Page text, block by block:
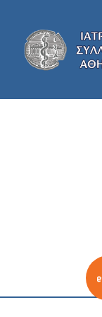
περιεχόμενο